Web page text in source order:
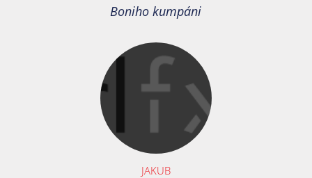
Boniho kumpáni
JAKUB